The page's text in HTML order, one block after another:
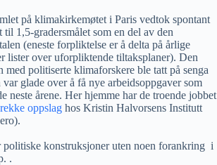
på klimakirkemøtet i Paris vedtok spontant
til 1,5-gradersmålet som en del av den
(eneste forpliktelse er å delta på årlige
lister over uforpliktende tiltaksplaner). Den
med politiserte klimaforskere ble tatt på senga
glade over å få nye arbeidsoppgaver som
neste årene. Her hjemme har de troende jobbet
oppslag hos Kristin Halvorsens Institutt
politiske konstruksjoner uten noen forankring i
.